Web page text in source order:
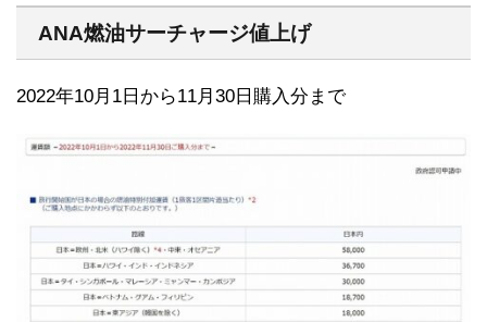
ANA燃油サーチャージ値上げ
2022年10月1日から11月30日購入分まで